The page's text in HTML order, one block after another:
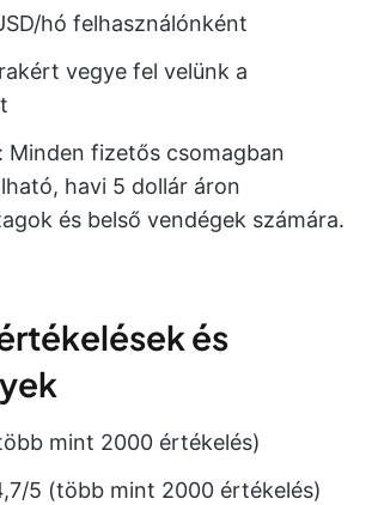
hó felhasználónként
vegye fel velünk a
: Minden fizetős csomagban
havi 5 dollár áron
és belső vendégek számára.
és
mint 2000 értékelés)
5 (több mint 2000 értékelés)